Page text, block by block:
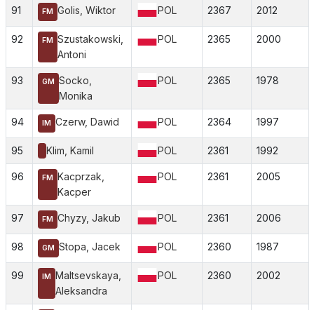
91 FM Golis, Wiktor POL 2367 2012
92 FM Szustakowski,
Antoni
POL 2365 2000
93 GM Socko,
Monika
POL 2365 1978
94 IM Czerw, Dawid POL 2364 1997
95 Klim, Kamil POL 2361 1992
96 FM Kacprzak,
Kacper
POL 2361 2005
97 FM Chyzy, Jakub POL 2361 2006
98 GM Stopa, Jacek POL 2360 1987
99 IM Maltsevskaya,
Aleksandra
POL 2360 2002